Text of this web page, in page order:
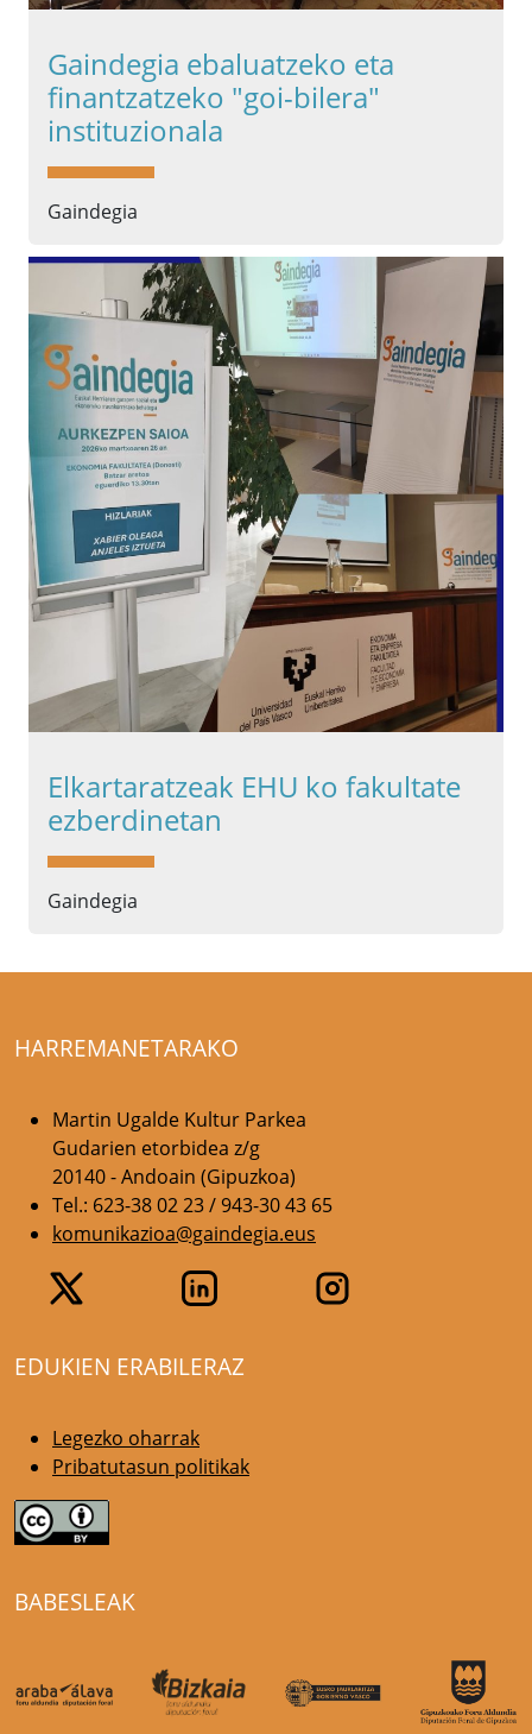
Gaindegia ebaluatzeko eta
finantzatzeko "goi-bilera"
instituzionala
Gaindegia
Elkartaratzeak EHU ko fakultate
ezberdinetan
Gaindegia
HARREMANETARAKO
Martin Ugalde Kultur Parkea
Gudarien etorbidea z/g
20140 - Andoain (Gipuzkoa)
Tel.: 623-38 02 23 / 943-30 43 65
komunikazioa@gaindegia.eus
EDUKIEN ERABILERAZ
Legezko oharrak
Pribatutasun politikak
BABESLEAK